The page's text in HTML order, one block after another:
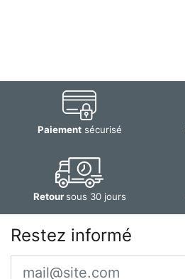
Paiementsécurisé
Retoursous 30 jours
Restez informé
Email